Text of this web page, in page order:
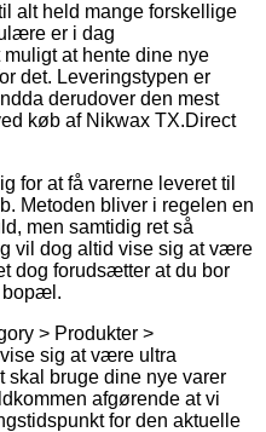
alt held mange forskellige
er i dag
at hente dine nye
det. Leveringstypen er
derudover den mest
køb af Nikwax TX.Direct
for at få varerne leveret til
Metoden bliver i regelen en
men samtidig ret så
vil dog altid vise sig at være
dog forudsætter at du bor
bopæl.
> Produkter >
sig at være ultra
skal bruge dine nye varer
afgørende at vi
for den aktuelle